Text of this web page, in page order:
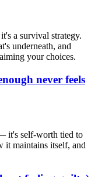
a survival strategy.
underneath, and
your choices.
never feels
it's self-worth tied to
it maintains itself, and